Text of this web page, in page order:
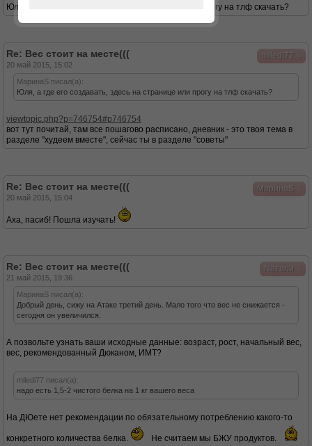
Юля, а где его создавать, здесь на странице или прогу на тлф скачать?
miledi77
Re: Вес стоит на месте(((
20 май 2015, 15:02
МаринаS писал(а):
Юля, а где его создавать, здесь на странице или прогу на тлф скачать?
viewtopic.php?p=746754#p746754
вот тут почитай, там все пошагово расписано, дневник - это твоя тема в
разделе "худеем вместе", сейчас ты в разделе "советы"
МаринаS
Re: Вес стоит на месте(((
20 май 2015, 15:04
Аха, пасиб! Пошла изучать!
Nатали
Re: Вес стоит на месте(((
21 май 2015, 19:36
МаринаS писал(а):
Добрый день, сижу на Атаке третий день. Мало того что вес не снижается -
сегодня он увеличился.
А позвольте узнать ваши исходные данные: возраст, рост, начальный вес,
вес, рекомендованный Дюканом, ИМТ?
miledi77 писал(а):
надо есть 1,5-2 чистого белка на 1 кг вашего веса
На ДЮете нет рекомендации по обязательному потреблению какого-то
конкретного количества белка. Не считаем мы БЖУ продуктов.